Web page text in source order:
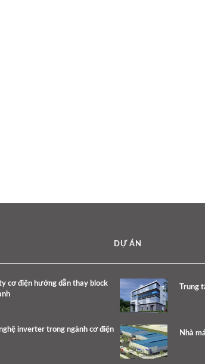
cơ điện hướng dẫn thay block
inverter trong ngành cơ điện
DỰ ÁN
Trung
Nhà